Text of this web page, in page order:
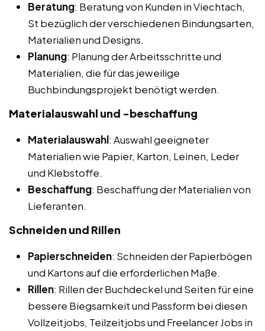
Beratung: Beratung von Kunden in Viechtach,
St bezüglich der verschiedenen Bindungsarten,
Materialien und Designs.
Planung: Planung der Arbeitsschritte und
Materialien, die für das jeweilige
Buchbindungsprojekt benötigt werden.
Materialauswahl und -beschaffung
Materialauswahl: Auswahl geeigneter
Materialien wie Papier, Karton, Leinen, Leder
und Klebstoffe.
Beschaffung: Beschaffung der Materialien von
Lieferanten.
Schneiden und Rillen
Papierschneiden: Schneiden der Papierbögen
und Kartons auf die erforderlichen Maße.
Rillen: Rillen der Buchdeckel und Seiten für eine
bessere Biegsamkeit und Passform bei diesen
Vollzeitjobs, Teilzeitjobs und Freelancer Jobs in